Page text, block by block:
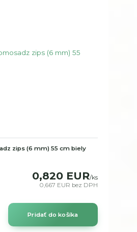
zips (6 mm) 55 cm biely
0,820 EUR/ks
0,667 EUR bez DPH
Pridať do košíka